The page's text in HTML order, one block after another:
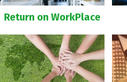
Return on WorkPlace